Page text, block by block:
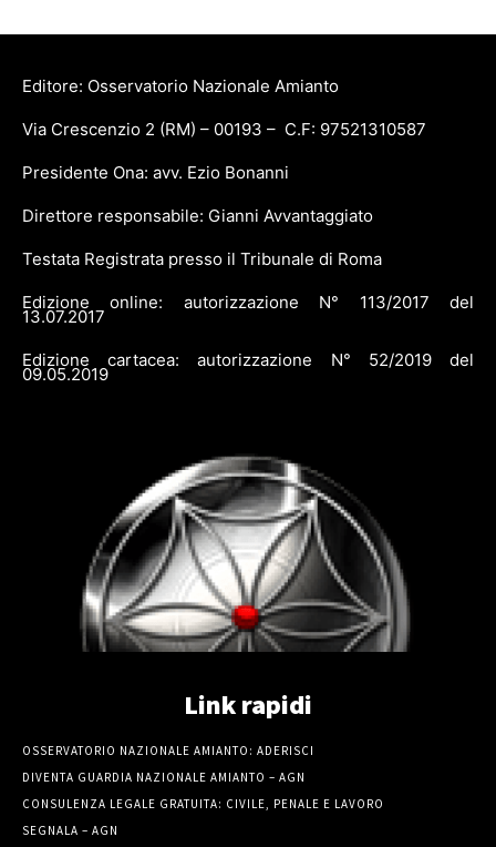
Editore: Osservatorio Nazionale Amianto
Via Crescenzio 2 (RM) – 00193 – C.F: 97521310587
Presidente Ona: avv. Ezio Bonanni
Direttore responsabile: Gianni Avvantaggiato
Testata Registrata presso il Tribunale di Roma
Edizione online: autorizzazione N° 113/2017 del
13.07.2017
Edizione cartacea: autorizzazione N° 52/2019 del
09.05.2019
Link rapidi
OSSERVATORIO NAZIONALE AMIANTO: ADERISCI
DIVENTA GUARDIA NAZIONALE AMIANTO – AGN
CONSULENZA LEGALE GRATUITA: CIVILE, PENALE E LAVORO
SEGNALA – AGN